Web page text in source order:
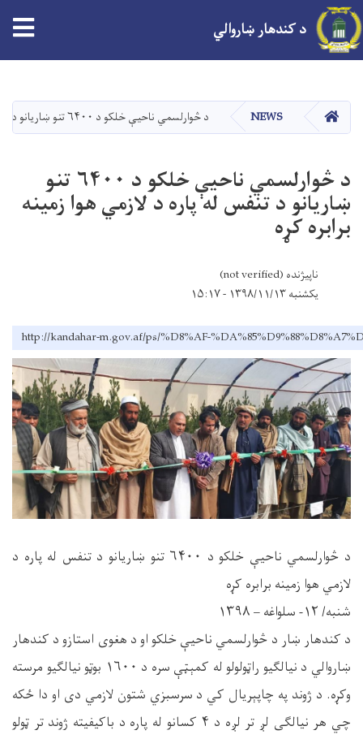
د کندهار ښاروالي
کور NEWS د څوارلسمي ناحيې خلکو د ۶۴۰۰ تنو ښاريانو د تنفس له پاره د لازمي هوا زمينه برابره کړه
د څوارلسمي ناحيې خلکو د ۶۴۰۰ تنو
ښاريانو د تنفس له پاره د لازمي هوا زمينه
برابره کړه
ناپیژنده (not verified)
یکشنبه ۱۳۹۸/۱۱/۱۳ - ۱۵:۱۷
http://kandahar-m.gov.af/ps/%D8%AF-
د څوارلسمي ناحيې خلکو د ۶۴۰۰ تنو ښاريانو د تنفس له پاره د
لازمي هوا زمينه برابره کړه
شنبه/ ۱۲- سلواغه – ۱۳۹۸
د کندهار ښار د څوارلسمي ناحيې خلکو او د هغوی استازو د کندهار
ښاروالي د نيالګيو راټولولو له کمېټې سره د ۱۶۰۰ بوټو نيالګيو مرسته
وکړه. د ژوند په چاپېريال کي د سرسبزي شتون لازمي دی او دا ځکه
چي هر نيالګی لږ تر لږه د ۴ کسانو له پاره د باکيفيته ژوند تر ټولو